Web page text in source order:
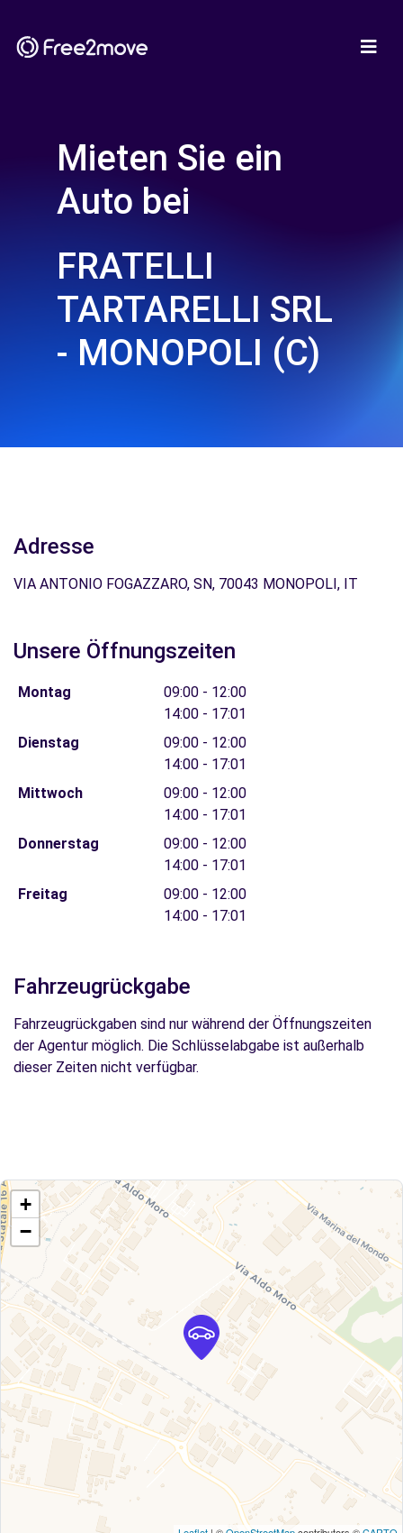
Mieten Sie ein
Auto bei
FRATELLI
TARTARELLI SRL
- MONOPOLI (C)
Adresse
VIA ANTONIO FOGAZZARO, SN, 70043 MONOPOLI, IT
Unsere Öffnungszeiten
Montag
09:00 - 12:00
14:00 - 17:01
Dienstag
09:00 - 12:00
14:00 - 17:01
Mittwoch
09:00 - 12:00
14:00 - 17:01
Donnerstag
09:00 - 12:00
14:00 - 17:01
Freitag
09:00 - 12:00
14:00 - 17:01
Fahrzeugrückgabe
Fahrzeugrückgaben sind nur während der Öffnungszeiten
der Agentur möglich. Die Schlüsselabgabe ist außerhalb
dieser Zeiten nicht verfügbar.
+
−